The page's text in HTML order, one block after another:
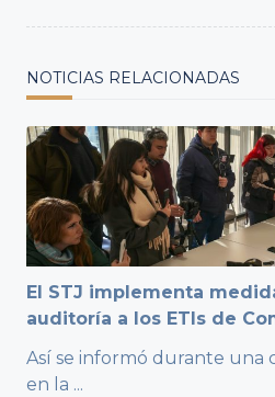
NOTICIAS RELACIONADAS
El STJ implementa
auditoría a los ETIs de
Así se informó durante una
en la ...